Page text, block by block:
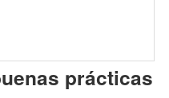
prácticas